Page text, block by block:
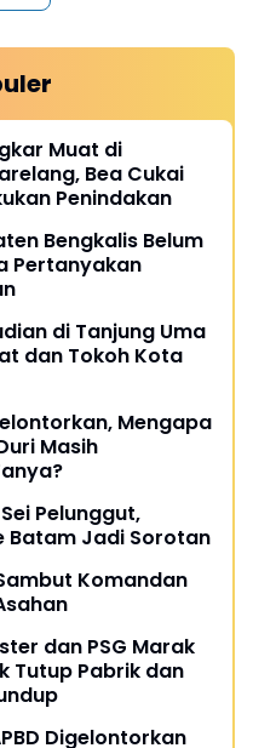
Muat di
Bea Cukai
Penindakan
Bengkalis Belum
Pertanyakan
di Tanjung Uma
dan Tokoh Kota
Mengapa
Masih
Pelunggut,
Batam Jadi Sorotan
Komandan
dan PSG Marak
Tutup Pabrik dan
Digelontorkan